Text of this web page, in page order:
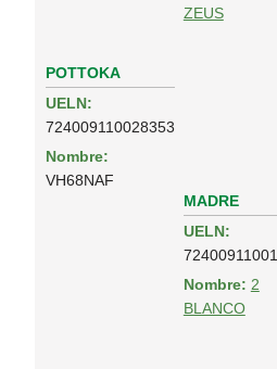
POTTOKA
UELN:
724009110028353
Nombre:
VH68NAF
ZEUS
MADRE
UELN:
Nombre: 2
BLANCO